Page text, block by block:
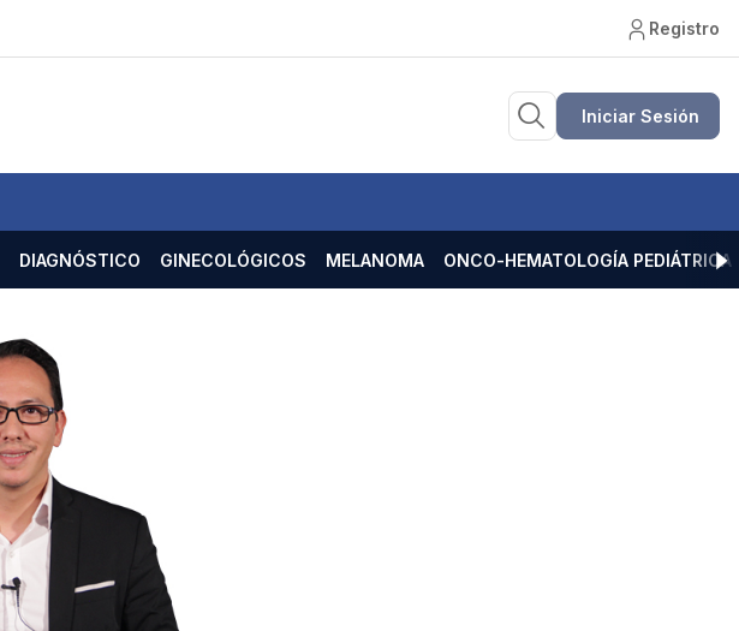
Registro
Iniciar Sesión
DIAGNÓSTICO GINECOLÓGICOS MELANOMA ONCO-HEMATOLOGÍA PEDIÁTRICA